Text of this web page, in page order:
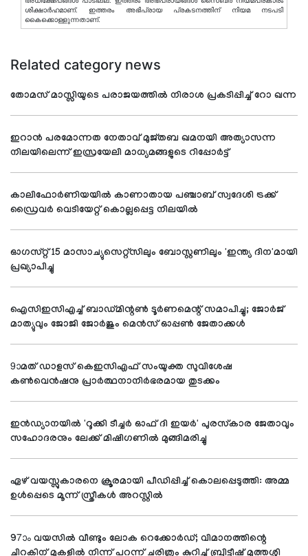
ശിക്ഷാര്‍ഹമാണ്. ഇത്തരം അഭിപ്രായ പ്രകടനത്തിന് നിയമ നടപടി
കൈക്കൊള്ളുന്നതാണ്.
Related category news
തോമസ് മാസ്സിയുടെ പരാജയത്തില്‍ നിരാശ പ്രകടിപ്പിച്ച് റോ ഖന്ന
ഇറാന്‍ പരമോന്നത നേതാവ് മുജ്തബ ഖമനയി അത്യാസന്ന
നിലയിലെന്ന് ഇസ്രയേലി മാധ്യമങ്ങളുടെ റിപ്പോര്‍ട്ട്
കാലിഫോര്‍ണിയയില്‍ കാണാതായ പഞ്ചാബ് സ്വദേശി ട്രക്ക്
ഡ്രൈവര്‍ വെടിയേറ്റ് കൊല്ലപ്പെട്ട നിലയില്‍
ഓഗസ്റ്റ് 15 മാസാച്യുസെറ്റ്സിലും ബോസ്റ്റണിലും 'ഇന്ത്യ ദിന'മായി
പ്രഖ്യാപിച്ചു
ഐസിഇസിഎച്ച് ബാഡ്മിന്റണ്‍ ടൂര്‍ണമെന്റ് സമാപിച്ചു; ജോര്‍ജ്
മാത്യുവും ജോജി ജോര്‍ജും മെന്‍സ് ഓപ്പണ്‍ ജേതാക്കള്‍
9ാമത് ഡാളസ് കെഇസിഎഫ് സംയുക്ത സുവിശേഷ
കണ്‍വെന്‍ഷനു പ്രാര്‍ത്ഥനാനിര്‍ഭരമായ തുടക്കം
ഇന്‍ഡ്യാനയില്‍ 'റൂക്കി ടീച്ചര്‍ ഓഫ് ദി ഇയര്‍' പുരസ്‌കാര ജേതാവും
സഹോദരനും ലേക്ക് മിഷിഗണില്‍ മുങ്ങിമരിച്ചു
ഏഴ് വയസ്സുകാരനെ ക്രൂരമായി പീഡിപ്പിച്ച് കൊലപ്പെടുത്തി: അമ്മ
ഉള്‍പ്പെടെ മൂന്ന് സ്ത്രീകള്‍ അറസ്റ്റില്‍
97ാം വയസില്‍ വീണ്ടും ലോക റെക്കോര്‍ഡ്; വിമാനത്തിന്റെ
ചിറകിന് മുകളില്‍ നിന്ന് പറന്ന് ചരിത്രം കുറിച്ച് ബ്രിട്ടീഷ് മുത്തശ്ശി